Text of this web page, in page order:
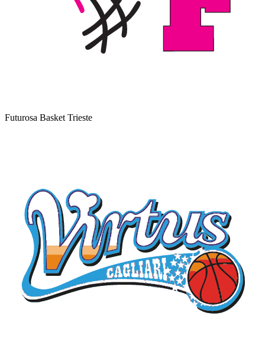
Futurosa Basket Trieste